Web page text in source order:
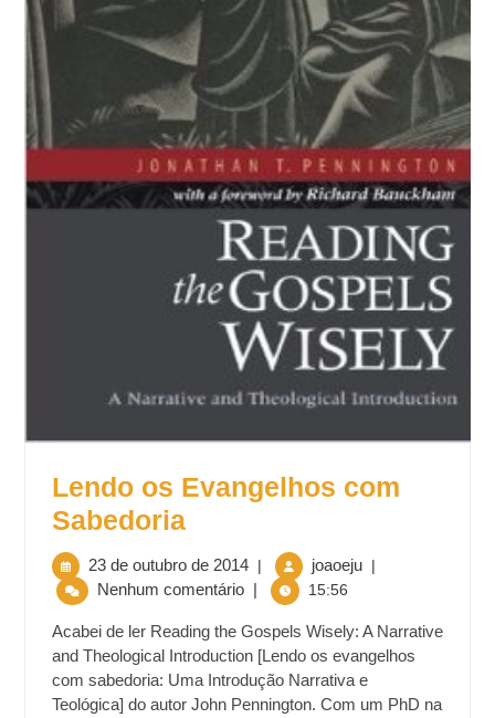
Lendo os Evangelhos com
Sabedoria
23 de outubro de 2014 | joaoeju |
Nenhum comentário | 15:56
Acabei de ler Reading the Gospels Wisely: A Narrative
and Theological Introduction [Lendo os evangelhos
com sabedoria: Uma Introdução Narrativa e
Teológica] do autor John Pennington. Com um PhD na